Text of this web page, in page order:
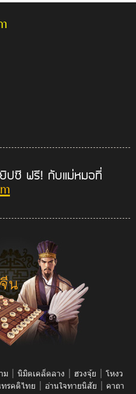
ปซี ฟรี! กับแม่หมอที่
ม | นิมิตเคล็ดลาง | ฮวงจุ้ย | โหงว
รคติไทย | อ่านใจทายนิสัย | คาถา